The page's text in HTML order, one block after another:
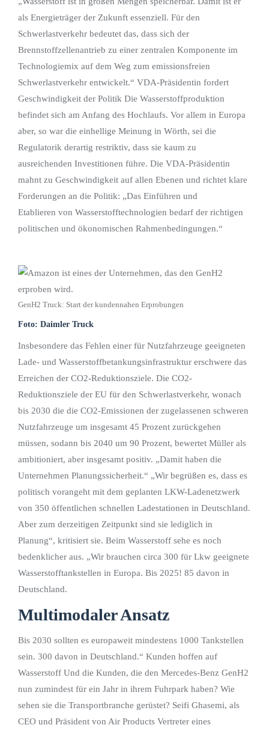
als Energieträger der Zukunft essenziell. Für den
Schwerlastverkehr bedeutet das, dass sich der
Brennstoffzellenantrieb zu einer zentralen Komponente im
Technologiemix auf dem Weg zum emissionsfreien
Schwerlastverkehr entwickelt.“ VDA-Präsidentin fordert
Geschwindigkeit der Politik Die Wasserstoffproduktion
befindet sich am Anfang des Hochlaufs. Vor allem in Europa
aber, so war die einhellige Meinung in Wörth, sei die
Regulatorik derartig restriktiv, dass sie kaum zu
ausreichenden Investitionen führe. Die VDA-Präsidentin
mahnt zu Geschwindigkeit auf allen Ebenen und richtet klare
Forderungen an die Politik: „Das Einführen und
Etablieren von Wasserstofftechnologien bedarf der richtigen
politischen und ökonomischen Rahmenbedingungen.“
GenH2 Truck: Start der kundennahen Erprobungen
Foto: Daimler Truck
Insbesondere das Fehlen einer für Nutzfahrzeuge geeigneten
Lade- und Wasserstoffbetankungsinfrastruktur erschwere das
Erreichen der CO2-Reduktionsziele. Die CO2-
Reduktionsziele der EU für den Schwerlastverkehr, wonach
bis 2030 die die CO2-Emissionen der zugelassenen schweren
Nutzfahrzeuge um insgesamt 45 Prozent zurückgehen
müssen, sodann bis 2040 um 90 Prozent, bewertet Müller als
ambitioniert, aber insgesamt positiv. „Damit haben die
Unternehmen Planungssicherheit.“ „Wir begrüßen es, dass es
politisch vorangeht mit dem geplanten LKW-Ladenetzwerk
von 350 öffentlichen schnellen Ladestationen in Deutschland.
Aber zum derzeitigen Zeitpunkt sind sie lediglich in
Planung“, kritisiert sie. Beim Wasserstoff sehe es noch
bedenklicher aus. „Wir brauchen circa 300 für Lkw geeignete
Wasserstofftankstellen in Europa. Bis 2025! 85 davon in
Deutschland.
Multimodaler Ansatz
Bis 2030 sollten es europaweit mindestens 1000 Tankstellen
sein. 300 davon in Deutschland.“ Kunden hoffen auf
Wasserstoff Und die Kunden, die den Mercedes-Benz GenH2
nun zumindest für ein Jahr in ihrem Fuhrpark haben? Wie
sehen sie die Transportbranche gerüstet? Seifi Ghasemi, als
CEO und Präsident von Air Products Vertreter eines